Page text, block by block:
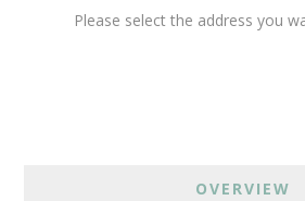
Please select the address you
OVERVIEW